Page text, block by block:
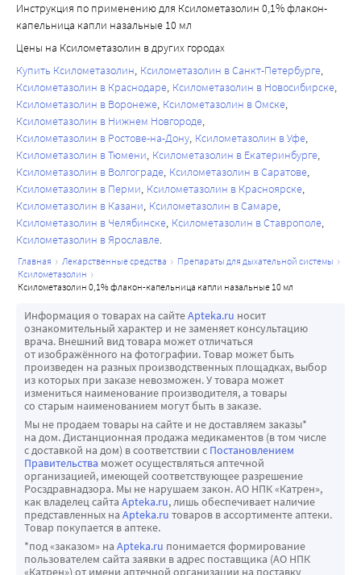
Инструкция по применению для Ксилометазолин 0,1% флакон-
капельница капли назальные 10 мл
Цены на Ксилометазолин в других городах
Купить Ксилометазолин Ксилометазолин в Санкт-Петербурге
Ксилометазолин в Краснодаре Ксилометазолин в Новосибирске
Ксилометазолин в Воронеже Ксилометазолин в Омске
Ксилометазолин в Нижнем Новгороде
Ксилометазолин в Ростове-на-Дону Ксилометазолин в Уфе
Ксилометазолин в Тюмени Ксилометазолин в Екатеринбурге
Ксилометазолин в Волгограде Ксилометазолин в Саратове
Ксилометазолин в Перми Ксилометазолин в Красноярске
Ксилометазолин в Казани Ксилометазолин в Самаре
Ксилометазолин в Челябинске Ксилометазолин в Ставрополе
Ксилометазолин в Ярославле
главная лекарственные средства
препараты для дыхательной системы
ксилометазолин
ксилометазолин 0,1% флакон-капельница капли назальные 10 мл
Информация о товарах на сайтеApteka.ru носит
ознакомительный характер и не заменяет консультацию
врача. Внешний вид товара может отличаться
от изображённого на фотографии. Товар может быть
произведен на разных производственных площадках, выбор
из которых при заказе невозможен. У товара может
измениться наименование производителя, а товары
со старым наименованием могут быть в заказе.
Мы не продаем товары на сайте и не доставляем заказы*
на дом. Дистанционная продажа медикаментов (в том числе
с доставкой на дом) в соответствии с Постановлением
Правительства может осуществляться аптечной
организацией, имеющей соответствующее разрешение
Росздравнадзора. Мы не нарушаем закон. АО НПК «Катрен»,
как владелец сайта Apteka.ru, лишь обеспечивает наличие
представленных на Apteka.ru товаров в ассортименте аптеки.
Товар покупается в аптеке.
*под «заказом» на Apteka.ru понимается формирование
пользователем сайта заявки в адрес поставщика (АО НПК
«Катрен») от имени аптечной организации на поставку